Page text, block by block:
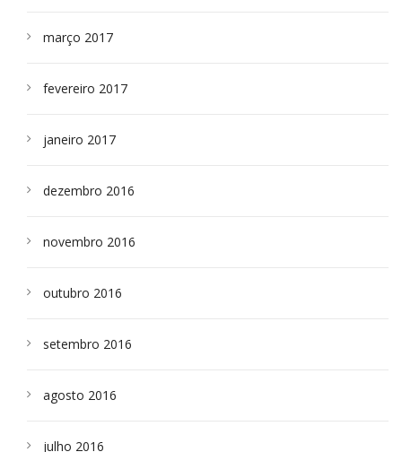
março 2017
fevereiro 2017
janeiro 2017
dezembro 2016
novembro 2016
outubro 2016
setembro 2016
agosto 2016
julho 2016